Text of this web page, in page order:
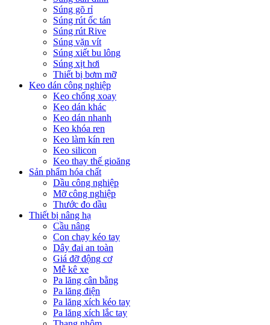
Súng gõ rỉ
Súng rút ốc tán
Súng rút Rive
Súng vặn vít
Súng xiết bu lông
Súng xịt hơi
Thiết bị bơm mỡ
Keo dán công nghiệp
Keo chống xoay
Keo dán khác
Keo dán nhanh
Keo khóa ren
Keo làm kín ren
Keo silicon
Keo thay thế gioăng
Sản phẩm hóa chất
Dầu công nghiệp
Mỡ công nghiệp
Thước đo dầu
Thiết bị nâng hạ
Cầu nâng
Con chạy kéo tay
Dây đai an toàn
Giá đỡ động cơ
Mễ kê xe
Pa lăng cân bằng
Pa lăng điện
Pa lăng xích kéo tay
Pa lăng xích lắc tay